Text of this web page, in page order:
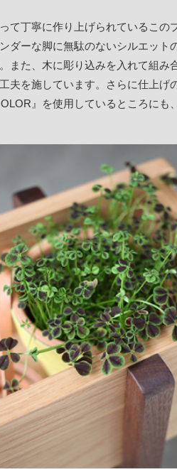
て丁寧に作り上げられているこの
ダーな脚に無駄のないシルエット
また、木に彫り込みを入れて組み
夫を施しています。さらに仕上げ
』を使用しているところにも